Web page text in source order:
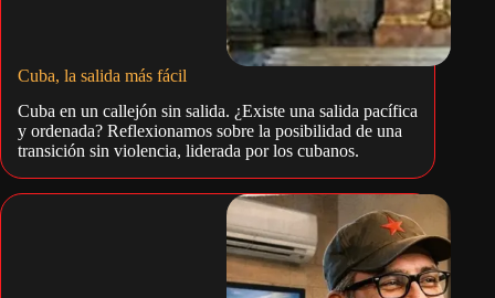
Cuba, la salida más fácil
Cuba en un callejón sin salida. ¿Existe una salida pacífica
y ordenada? Reflexionamos sobre la posibilidad de una
transición sin violencia, liderada por los cubanos.